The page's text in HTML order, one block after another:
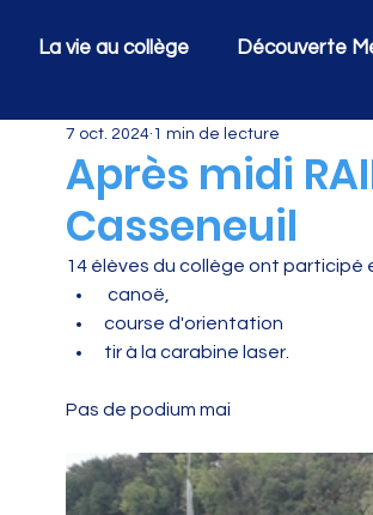
La vie au collège Découverte
Après midi
Casseneuil
7 oct. 2024 1 min de lecture
14 élèves du collège ont participé
canoë,
course d'orientation
tir à la carabine laser.
Pas de podium mai